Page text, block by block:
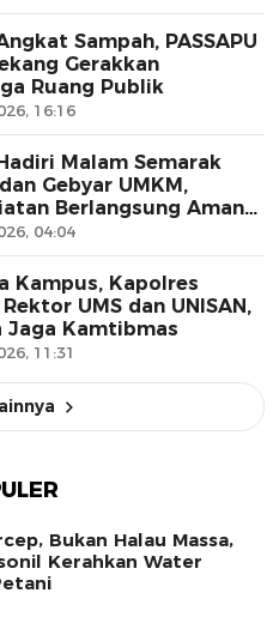
Sampah, PASSAPU
Gerakkan
Ruang Publik
16:16
Malam Semarak
Gebyar UMKM,
Berlangsung Aman
04:04
Kampus, Kapolres
UMS dan UNISAN,
Jaga Kamtibmas
11:31
Bukan Halau Massa,
Kerahkan Water